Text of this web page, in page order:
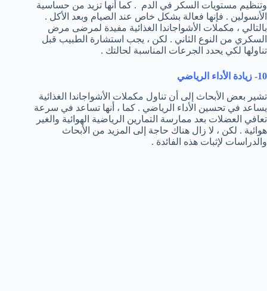
وتنظيم مستويات السكر في الدم . كما أنها تزيد من حساسية
الأنسولين . فإنها فعالة بشكل خاص عند الصيام وبعد الأكل .
بالتالي ، مكملات الأشواجاندا الغذائية مفيدة لمرضى مرض
السكري من النوع الثاني . لكن ، يجب استشارة الطبيب قبل
تناولها لكي يحدد الجرعات المناسبة لحالتك .
10- زيادة الأداء الرياضي
تشير بعض الأبحاث إلى أن تناول مكملات الأشواجاندا الغذائية
يساعد في تحسين الأداء الرياضي . كما ، أنها تساعد في سرعة
تعافي العضلات بعد ممارسة التمارين الرياضية الهوائية والغير
هوائية . لكن ، لا زال هناك حاجة إلى المزيد من الأبحاث
والدراسات لإثبات هذه الفائدة .